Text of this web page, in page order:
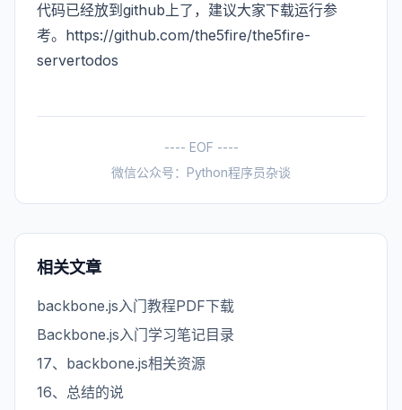
代码已经放到github上了，建议大家下载运行参
考。 https://github.com/the5fire/the5fire-
servertodos
---- EOF ----
微信公众号：Python程序员杂谈
相关文章
backbone.js入门教程PDF下载
Backbone.js入门学习笔记目录
17、backbone.js相关资源
16、总结的说